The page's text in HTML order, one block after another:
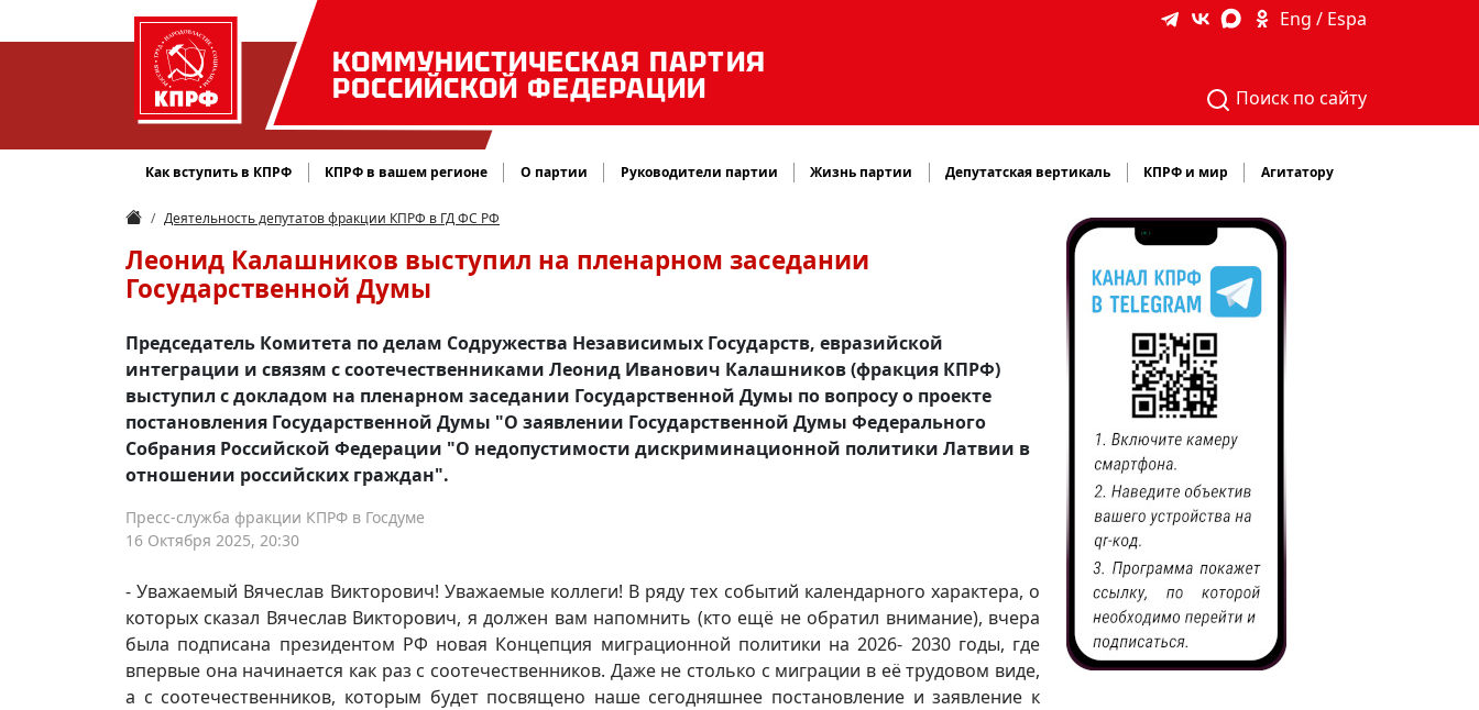
КОММУНИСТИЧЕСКАЯ ПАРТИЯ
РОССИЙСКОЙ ФЕДЕРАЦИИ
Eng / Espa
Поиск по сайту
Как вступить в КПРФ КПРФ в вашем регионе О партии Руководители партии Жизнь партии Депутатская вертикаль КПРФ и мир Агитатору
Деятельность депутатов фракции КПРФ в ГД ФС РФ
Леонид Калашников выступил на пленарном заседании
Государственной Думы
Председатель Комитета по делам Содружества Независимых Государств, евразийской
интеграции и связям с соотечественниками Леонид Иванович Калашников (фракция КПРФ)
выступил с докладом на пленарном заседании Государственной Думы по вопросу о проекте
постановления Государственной Думы "О заявлении Государственной Думы Федерального
Собрания Российской Федерации "О недопустимости дискриминационной политики Латвии в
отношении российских граждан".
Пресс-служба фракции КПРФ в Госдуме
16 Октября 2025, 20:30
- Уважаемый Вячеслав Викторович! Уважаемые коллеги! В ряду тех событий календарного характера, о
которых сказал Вячеслав Викторович, я должен вам напомнить (кто ещё не обратил внимание), вчера
была подписана президентом РФ новая Концепция миграционной политики на 2026- 2030 годы, где
впервые она начинается как раз с соотечественников. Даже не столько с миграции в её трудовом виде,
а с соотечественников, которым будет посвящено наше сегодняшнее постановление и заявление к